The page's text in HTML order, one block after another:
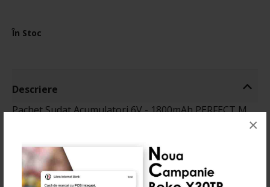
×
În Stoc
Descriere
Pachet Sudat Acumulatori 6V - 1800mAh PERFECT M
Informatii